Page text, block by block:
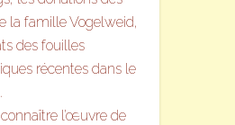
la famille Vogelweid,
des fouilles
récentes dans le
l’œuvre de